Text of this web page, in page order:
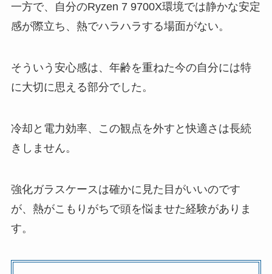
一方で、自分のRyzen 7 9700X環境では静かな安定
感が際立ち、熱でハラハラする場面がない。
そういう安心感は、年齢を重ねた今の自分には特
に大切に思える部分でした。
冷却と電力効率、この観点を外すと快適さは長続
きしません。
強化ガラスケースは確かに見た目がいいのです
が、熱がこもりがちで頭を悩ませた経験がありま
す。